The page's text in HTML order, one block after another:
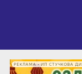
РЕКЛАМА • ИП СТУЧКОВА